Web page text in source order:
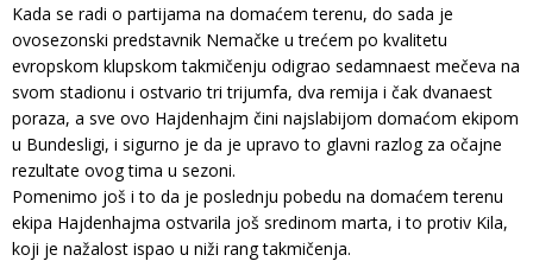
Kada se radi o partijama na domaćem terenu, do sada je
ovosezonski predstavnik Nemačke u trećem po kvalitetu
evropskom klupskom takmičenju odigrao sedamnaest mečeva na
svom stadionu i ostvario tri trijumfa, dva remija i čak dvanaest
poraza, a sve ovo Hajdenhajm čini najslabijom domaćom ekipom
u Bundesligi, i sigurno je da je upravo to glavni razlog za očajne
rezultate ovog tima u sezoni.
Pomenimo još i to da je poslednju pobedu na domaćem terenu
ekipa Hajdenhajma ostvarila još sredinom marta, i to protiv Kila,
koji je nažalost ispao u niži rang takmičenja.